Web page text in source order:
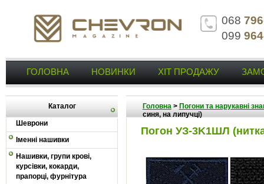
068
099
ГОЛОВНА НОВИНКИ ХІТ ПРОДАЖУ
Каталог
Шеврони
Іменні нашивки
Нашивки, групи крові,
курсівки, кокарди,
прапорці, фурнітура
Головна> Погони та нарукавні
синя, на липучці)
Погон УЗ-3K1ШЛ